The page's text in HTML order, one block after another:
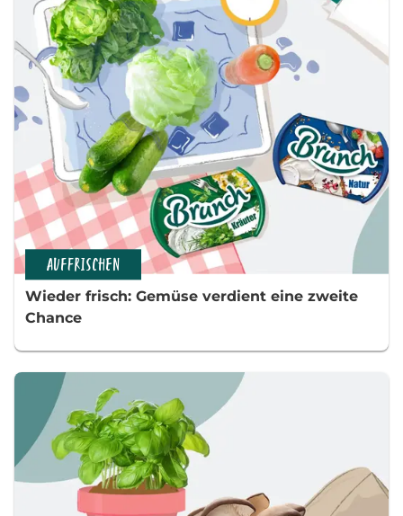
AUFFRISCHEN
Wieder frisch: Gemüse verdient eine zweite
Chance